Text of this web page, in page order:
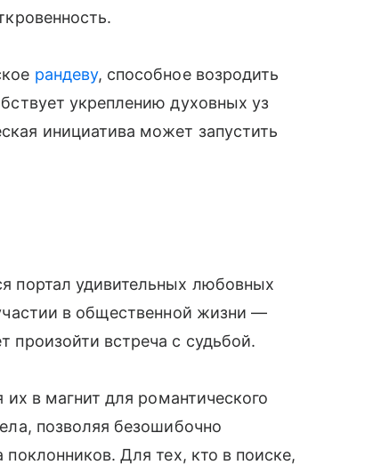
рандеву, способное возродить
укреплению духовных уз
инициатива может запустить
портал удивительных любовных
в общественной жизни —
произойти встреча с судьбой.
их в магнит для романтического
позволяя безошибочно
Для тех, кто в поиске,